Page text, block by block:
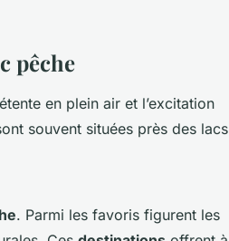
pêche
en plein air et l’excitation
souvent situées près des lacs
. Parmi les favoris figurent les